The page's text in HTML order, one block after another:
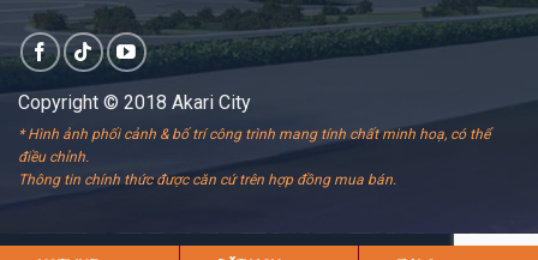
Copyright © 2018 Akari City
* Hình ảnh phối cảnh & bố trí công trình mang tính chất minh hoạ, có thể
điều chỉnh.
Thông tin chính thức được căn cứ trên hợp đồng mua bán.